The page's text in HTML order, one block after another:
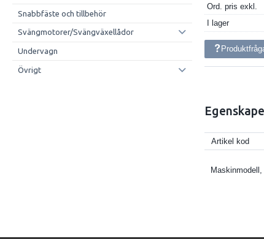
Snabbfäste och tillbehör
Svängmotorer/Svängväxellådor
Undervagn
Övrigt
Ord. pris exkl.
I lager
Artikel kod